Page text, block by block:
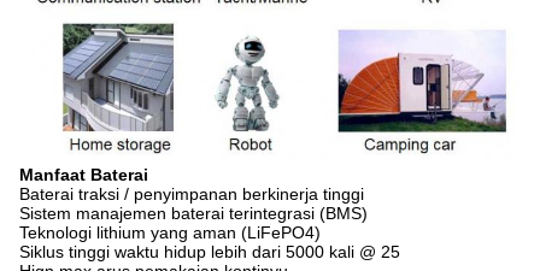
Manfaat Baterai
Baterai traksi / penyimpanan berkinerja tinggi
Sistem manajemen baterai terintegrasi (BMS)
Teknologi lithium yang aman (LiFePO4)
Siklus tinggi waktu hidup lebih dari 5000 kali @ 25